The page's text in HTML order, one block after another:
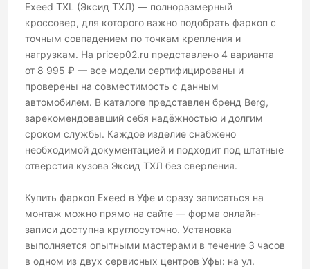
Exeed TXL (Эксид ТХЛ) — полноразмерный
кроссовер, для которого важно подобрать фаркоп с
точным совпадением по точкам крепления и
нагрузкам. На pricep02.ru представлено 4 варианта
от 8 995 ₽ — все модели сертифицированы и
проверены на совместимость с данным
автомобилем. В каталоге представлен бренд Berg,
зарекомендовавший себя надёжностью и долгим
сроком службы. Каждое изделие снабжено
необходимой документацией и подходит под штатные
отверстия кузова Эксид ТХЛ без сверления.
Купить фаркоп Exeed в Уфе и сразу записаться на
монтаж можно прямо на сайте — форма онлайн-
записи доступна круглосуточно. Установка
выполняется опытными мастерами в течение 3 часов
в одном из двух сервисных центров Уфы: на ул.